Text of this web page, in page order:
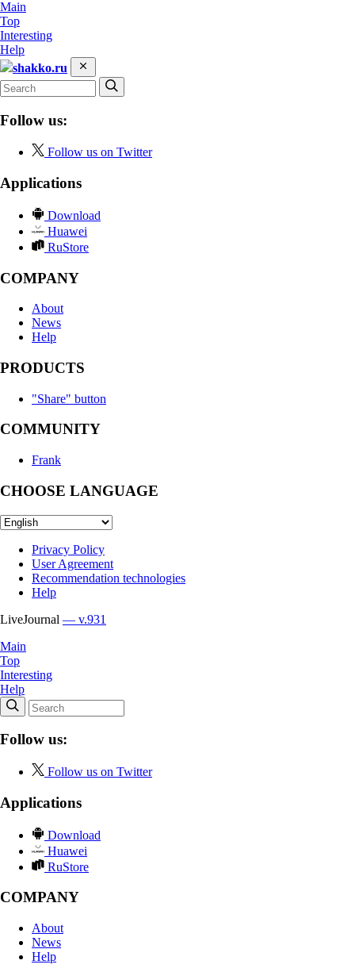
Main
Top
Interesting
Help
shakko.ru
Follow us:
Follow us on Twitter
Applications
Download
Huawei
RuStore
COMPANY
About
News
Help
PRODUCTS
"Share" button
COMMUNITY
Frank
CHOOSE LANGUAGE
Privacy Policy
User Agreement
Recommendation technologies
Help
LiveJournal — v.931
Main
Top
Interesting
Help
Follow us:
Follow us on Twitter
Applications
Download
Huawei
RuStore
COMPANY
About
News
Help